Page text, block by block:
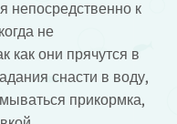
непосредственно к
не
как они прячутся в
снасти в воду,
прикормка,